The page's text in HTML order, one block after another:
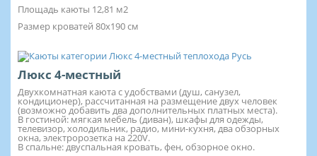
Площадь каюты 12,81 м2
Размер кроватей 80х190 см
Люкс 4-местный
Двухкомнатная каюта с удобствами (душ, санузел,
кондиционер), рассчитанная на размещение двух человек
(возможно добавить два дополнительных платных места).
В гостиной: мягкая мебель (диван), шкафы для одежды,
телевизор, холодильник, радио, мини-кухня, два обзорных
окна, электророзетка на 220V.
В спальне: двуспальная кровать, фен, обзорное окно.